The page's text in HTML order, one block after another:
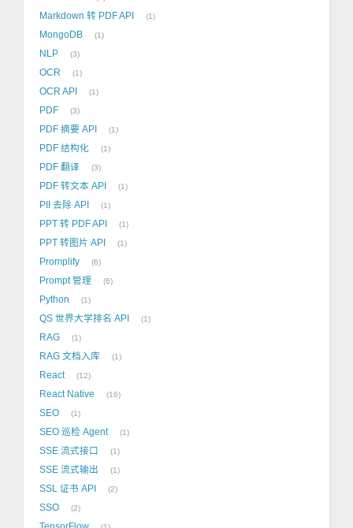
Markdown 转 PDF API 1
MongoDB 1
NLP 3
OCR 1
OCR API 1
PDF 3
PDF 摘要 API 1
PDF 结构化 1
PDF 翻译 3
PDF 转文本 API 1
PII 去除 API 1
PPT 转 PDF API 1
PPT 转图片 API 1
Promplify 6
Prompt 管理 6
Python 1
QS 世界大学排名 API 1
RAG 1
RAG 文档入库 1
React 12
React Native 16
SEO 1
SEO 巡检 Agent 1
SSE 流式接口 1
SSE 流式输出 1
SSL 证书 API 2
SSO 2